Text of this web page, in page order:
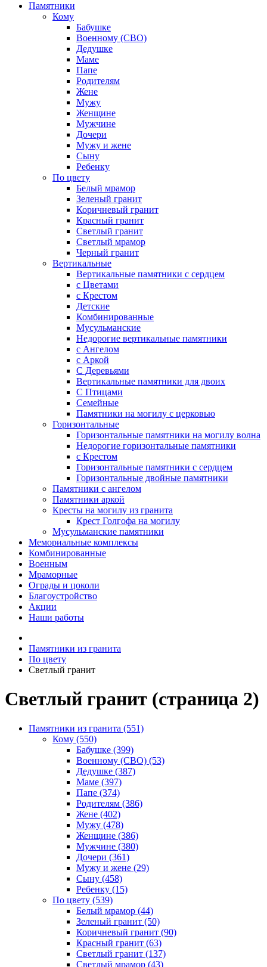
Памятники
Кому
Бабушке
Военному (СВО)
Дедушке
Маме
Папе
Родителям
Жене
Мужу
Женщине
Мужчине
Дочери
Мужу и жене
Сыну
Ребенку
По цвету
Белый мрамор
Зеленый гранит
Коричневый гранит
Красный гранит
Светлый гранит
Светлый мрамор
Черный гранит
Вертикальные
Вертикальные памятники с сердцем
с Цветами
c Крестом
Детские
Комбинированные
Мусульманские
Недорогие вертикальные памятники
с Ангелом
с Аркой
С Деревьями
Вертикальные памятники для двоих
С Птицами
Семейные
Памятники на могилу с церковью
Горизонтальные
Горизонтальные памятники на могилу волна
Недорогие горизонтальные памятники
с Крестом
Горизонтальные памятники с сердцем
Горизонтальные двойные памятники
Памятники с ангелом
Памятники аркой
Кресты на могилу из гранита
Крест Голгофа на могилу
Мусульманские памятники
Мемориальные комплексы
Комбинированные
Военным
Мраморные
Ограды и цоколи
Благоустройство
Акции
Наши работы
Памятники из гранита
По цвету
Светлый гранит
Светлый гранит (страница 2)
Памятники из гранита (551)
Кому (550)
Бабушке (399)
Военному (СВО) (53)
Дедушке (387)
Маме (397)
Папе (374)
Родителям (386)
Жене (402)
Мужу (478)
Женщине (386)
Мужчине (380)
Дочери (361)
Мужу и жене (29)
Сыну (458)
Ребенку (15)
По цвету (539)
Белый мрамор (44)
Зеленый гранит (50)
Коричневый гранит (90)
Красный гранит (63)
Светлый гранит (137)
Светлый мрамор (43)